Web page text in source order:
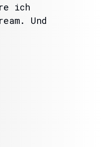
ich
Und